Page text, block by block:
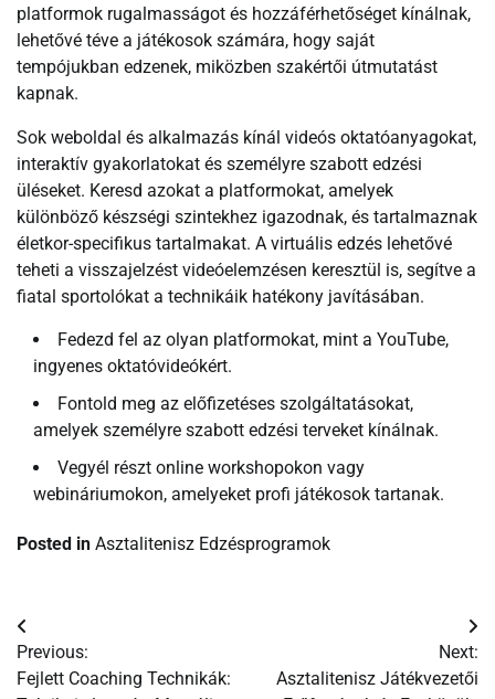
platformok rugalmasságot és hozzáférhetőséget kínálnak,
lehetővé téve a játékosok számára, hogy saját
tempójukban edzenek, miközben szakértői útmutatást
kapnak.
Sok weboldal és alkalmazás kínál videós oktatóanyagokat,
interaktív gyakorlatokat és személyre szabott edzési
üléseket. Keresd azokat a platformokat, amelyek
különböző készségi szintekhez igazodnak, és tartalmaznak
életkor-specifikus tartalmakat. A virtuális edzés lehetővé
teheti a visszajelzést videóelemzésen keresztül is, segítve a
fiatal sportolókat a technikáik hatékony javításában.
Fedezd fel az olyan platformokat, mint a YouTube,
ingyenes oktatóvideókért.
Fontold meg az előfizetéses szolgáltatásokat,
amelyek személyre szabott edzési terveket kínálnak.
Vegyél részt online workshopokon vagy
webináriumokon, amelyeket profi játékosok tartanak.
Posted in Asztalitenisz Edzésprogramok
Post
navigation
Previous:
Fejlett Coaching Technikák:
Next:
Asztalitenisz Játékvezetői